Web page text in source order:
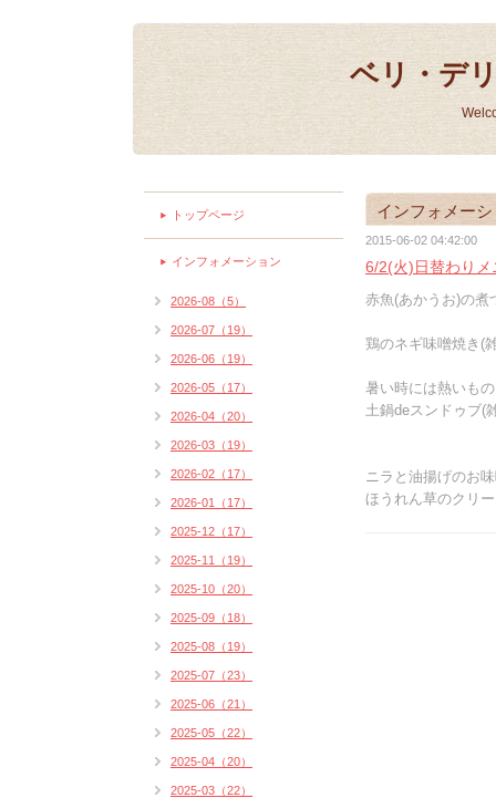
ベリ・デ
インフォメー
2015-06-02 04:42:00
6/2(火)日替わりメ
赤魚(あかうお)の煮
鶏のネギ味噌焼き(
暑い時には熱いも
土鍋deスンドゥブ(
ニラと油揚げのお
ほうれん草のクリ
トップページ
インフォメーション
2026-08（5）
2026-07（19）
2026-06（19）
2026-05（17）
2026-04（20）
2026-03（19）
2026-02（17）
2026-01（17）
2025-12（17）
2025-11（19）
2025-10（20）
2025-09（18）
2025-08（19）
2025-07（23）
2025-06（21）
2025-05（22）
2025-04（20）
2025-03（22）